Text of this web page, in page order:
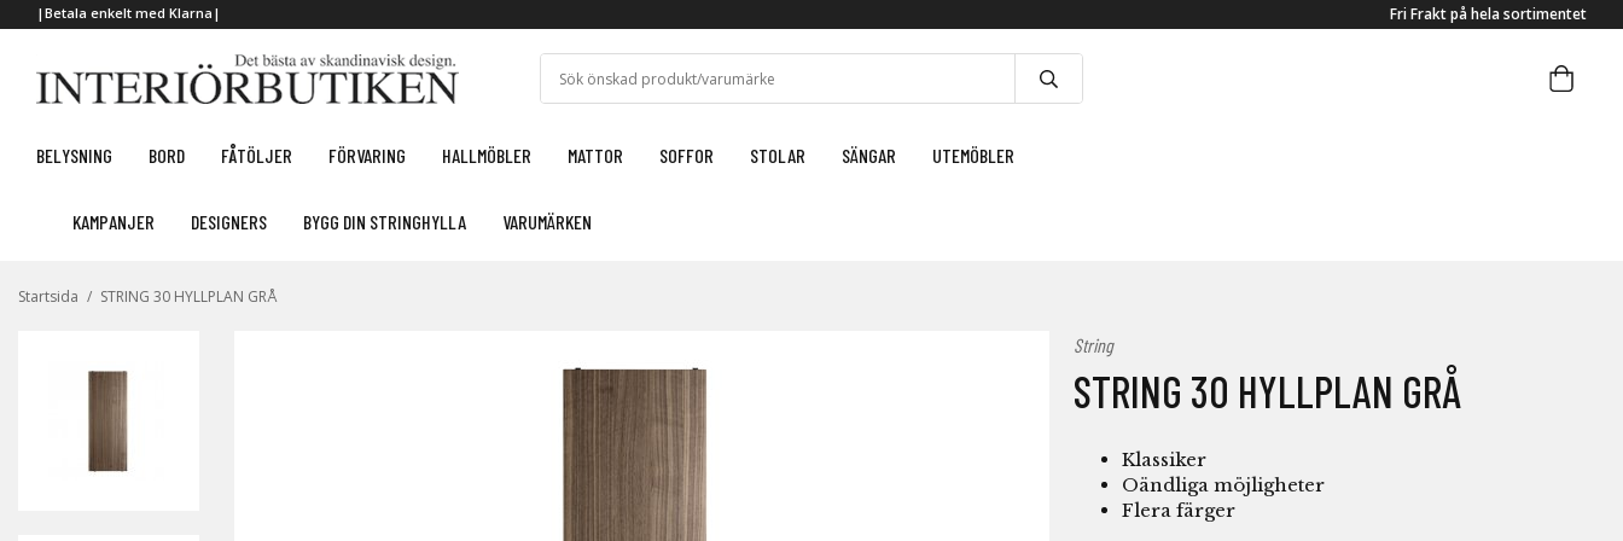
|Betala enkelt med Klarna| Fri Frakt på hela sortimentet
BELYSNING BORD FÅTÖLJER FÖRVARING HALLMÖBLER MATTOR SOFFOR STOLAR SÄNGAR UTEMÖBLER
KAMPANJER DESIGNERS BYGG DIN STRINGHYLLA VARUMÄRKEN
Startsida / STRING 30 HYLLPLAN GRÅ
String
STRING 30 HYLLPLAN GRÅ
Klassiker
Oändliga möjligheter
Flera färger